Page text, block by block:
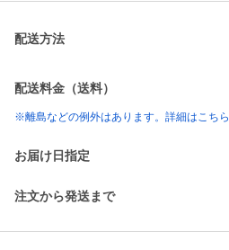
配送方法
配送料金（送料）
※離島などの例外はあります。詳細はこちら
お届け日指定
注文から発送まで